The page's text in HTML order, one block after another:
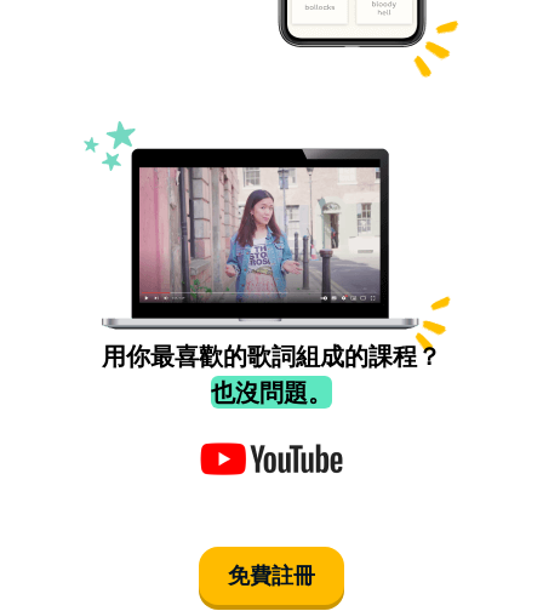
用你最喜歡的歌詞組成的課程？
也沒問題。
免費註冊